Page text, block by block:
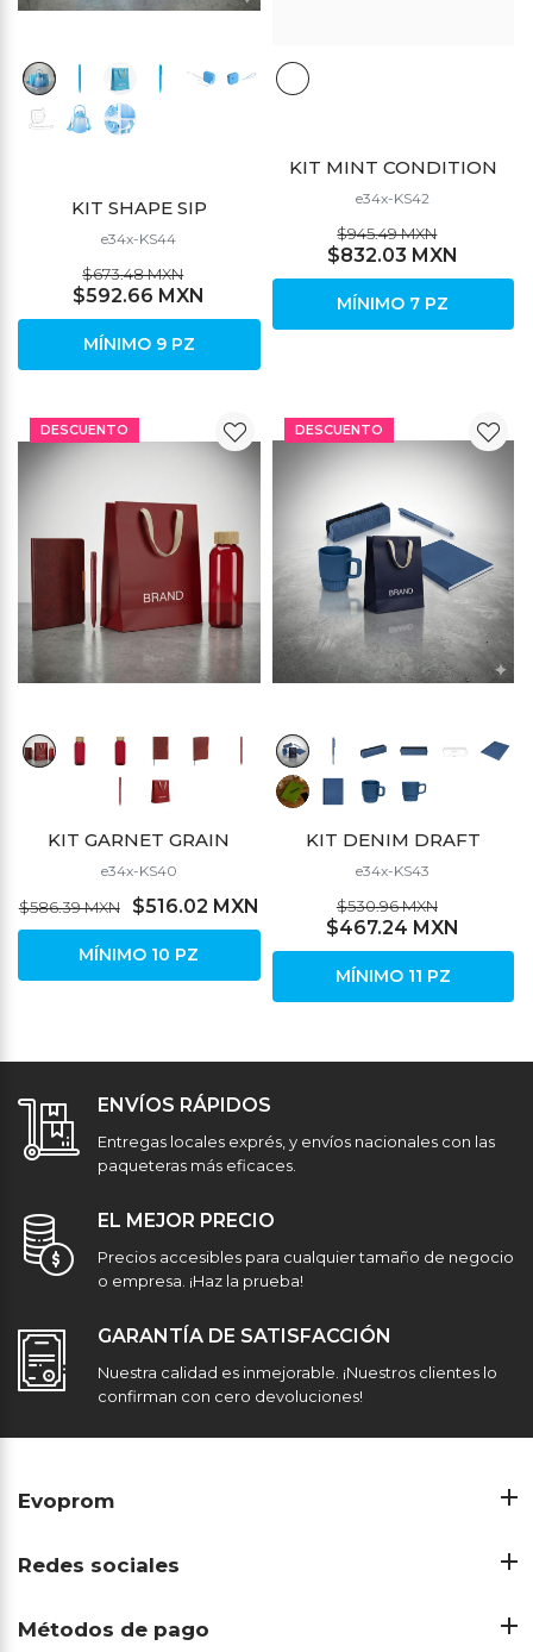
KIT SHAPE SIP
e34x-KS44
$673.48 MXN
$592.66 MXN
MÍNIMO 9 PZ
KIT MINT CONDITION
e34x-KS42
$945.49 MXN
$832.03 MXN
MÍNIMO 7 PZ
DESCUENTO
KIT GARNET GRAIN
e34x-KS40
$586.39 MXN $516.02 MXN
MÍNIMO 10 PZ
DESCUENTO
KIT DENIM DRAFT
e34x-KS43
$530.96 MXN
$467.24 MXN
MÍNIMO 11 PZ
ENVÍOS RÁPIDOS
Entregas locales exprés, y envíos nacionales con las
paqueteras más eficaces.
EL MEJOR PRECIO
Precios accesibles para cualquier tamaño de negocio
o empresa. ¡Haz la prueba!
GARANTÍA DE SATISFACCIÓN
Nuestra calidad es inmejorable. ¡Nuestros clientes lo
confirman con cero devoluciones!
Evoprom
Redes sociales
Métodos de pago